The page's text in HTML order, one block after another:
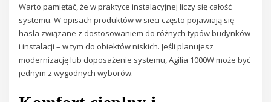
Warto pamiętać, że w praktyce instalacyjnej liczy się całość
systemu. W opisach produktów w sieci często pojawiają się
hasła związane z dostosowaniem do różnych typów budynków
i instalacji – w tym do obiektów niskich. Jeśli planujesz
modernizację lub doposażenie systemu, Agilia 1000W może być
jednym z wygodnych wyborów.